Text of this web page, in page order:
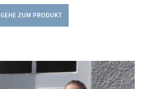
GEHE ZUM PRODUKT